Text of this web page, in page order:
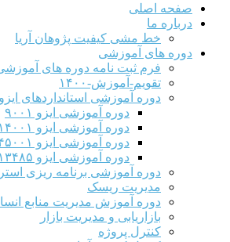
صفحه اصلی
درباره ما
خط مشی کیفیت پژوهان آریا
دوره های آموزشی
فرم ثبت نامه دوره های
تقویم-آموزش-۱۴۰۰
دوره آموزشی استانداردهای ایزو
دوره آموزشی ایزو ۹۰۰۱
دوره آموزشی ایزو ۱۴۰۰۱
دوره آموزشی ایزو ۴۵۰۰۱
دوره آموزشی ایزو ۱۳۴۸۵
دوره آموزشی برنامه ریزی
مدیریت ریسک
دوره آموزش مدیریت منابع
بازاریابی و مدیریت بازار
کنترل پروژه